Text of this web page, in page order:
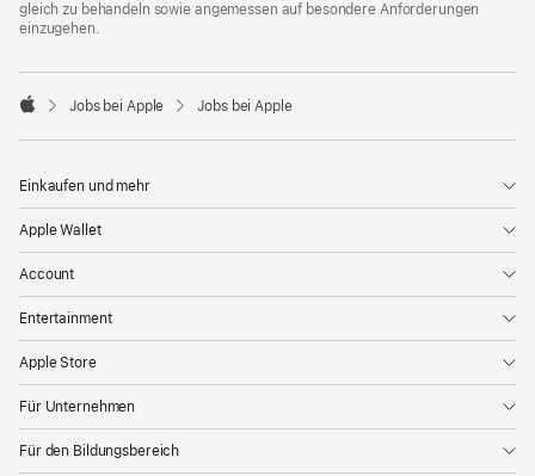
gleich zu behandeln sowie angemessen auf besondere Anforderungen
einzugehen.

Jobs bei Apple Jobs bei Apple
Einkaufen und mehr
Apple Wallet
Account
Entertainment
Apple Store
Für Unternehmen
Für den Bildungsbereich